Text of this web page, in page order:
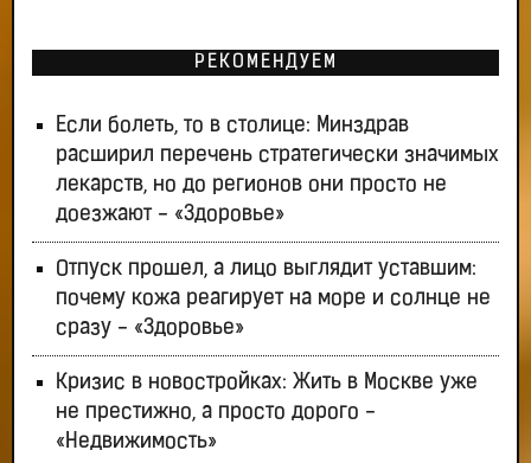
РЕКОМЕНДУЕМ
Если болеть, то в столице: Минздрав
расширил перечень стратегически значимых
лекарств, но до регионов они просто не
доезжают - «Здоровье»
Отпуск прошел, а лицо выглядит уставшим:
почему кожа реагирует на море и солнце не
сразу - «Здоровье»
Кризис в новостройках: Жить в Москве уже
не престижно, а просто дорого -
«Недвижимость»